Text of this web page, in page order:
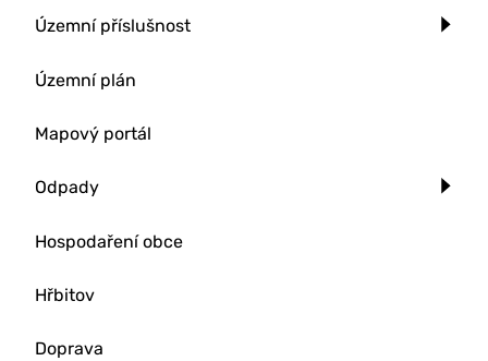
Územní příslušnost
Územní plán
Mapový portál
Odpady
Hospodaření obce
Hřbitov
Doprava